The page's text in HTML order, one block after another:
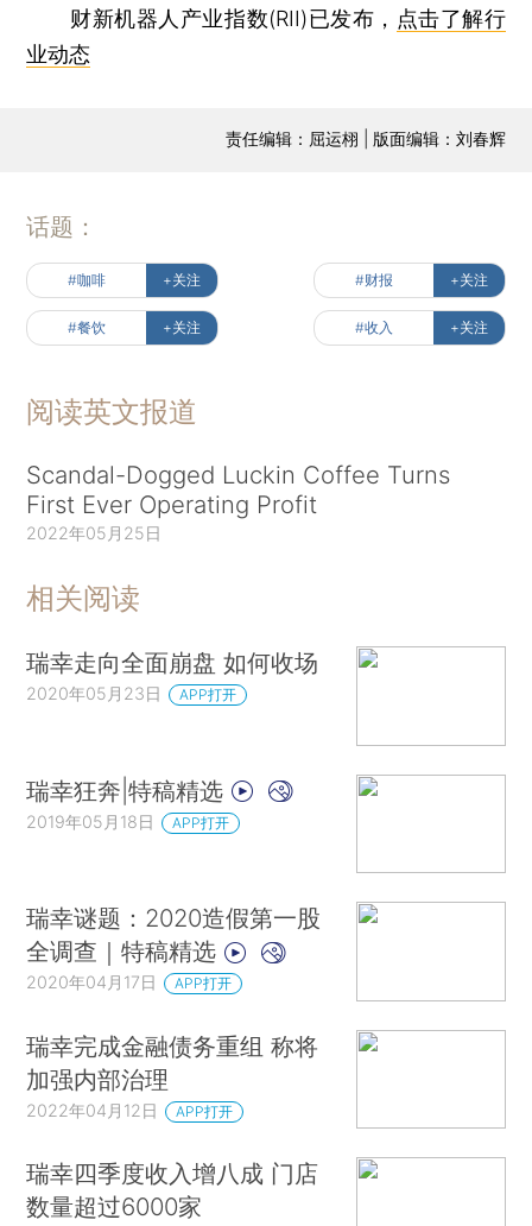
财新机器人产业指数(RII)已发布， 点击了解行
业动态
责任编辑：屈运栩 | 版面编辑：刘春辉
话题：
#咖啡 +关注 #财报 +关注
#餐饮 +关注 #收入 +关注
阅读英文报道
Scandal-Dogged Luckin Coffee Turns
First Ever Operating Profit
2022年05月25日
相关阅读
瑞幸走向全面崩盘 如何收场
2020年05月23日 APP打开
瑞幸狂奔|特稿精选
2019年05月18日 APP打开
瑞幸谜题：2020造假第一股
全调查｜特稿精选
2020年04月17日 APP打开
瑞幸完成金融债务重组 称将
加强内部治理
2022年04月12日 APP打开
瑞幸四季度收入增八成 门店
数量超过6000家